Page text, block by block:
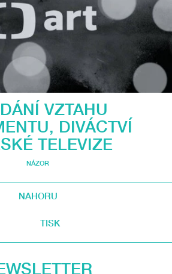
VZTAHU
DIVÁCTVÍ
TELEVIZE
NÁZOR
NAHORU
TISK